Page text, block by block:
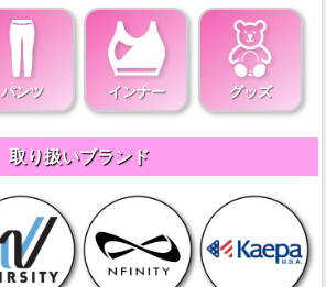
パンツ インナー グッズ
取り扱いブランド